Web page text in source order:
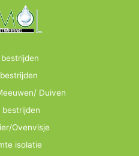
Duiven
bestrijden
Ovenvisje
isolatie